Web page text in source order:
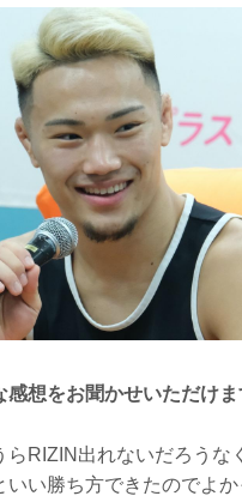
想をお聞かせいただけま
RIZIN出れないだろうな
いい勝ち方できたのでよ